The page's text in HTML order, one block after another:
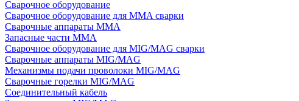
Сварочное оборудование
Сварочное оборудование для MMA сварки
Сварочные аппараты MMA
Запасные части MMA
Сварочное оборудование для MIG/MAG сварки
Сварочные аппараты MIG/MAG
Механизмы подачи проволоки MIG/MAG
Сварочные горелки MIG/MAG
Соединительный кабель